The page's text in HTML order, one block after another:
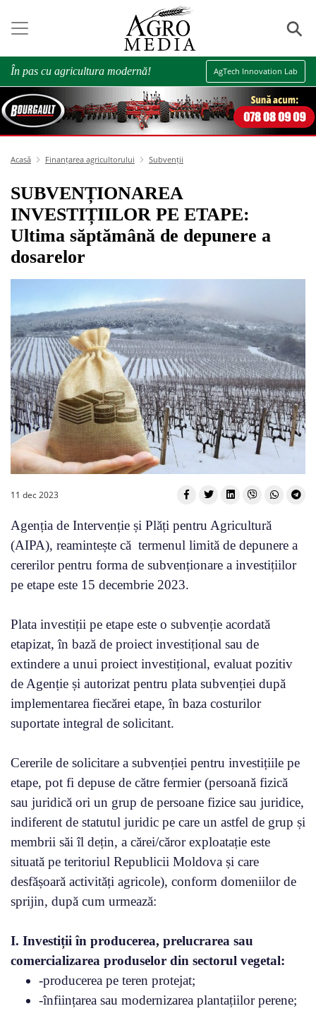
⚲
În pas cu agricultura modernă! AgTech Innovation Lab
Acasă Finanțarea agricultorului Subvenții
SUBVENȚIONAREA
INVESTIȚIILOR PE ETAPE:
Ultima săptămână de depunere a
dosarelor
11 dec 2023
Agenția de Intervenție și Plăți pentru Agricultură
(AIPA), reamintește că termenul limită de depunere a
cererilor pentru forma de subvenționare a investițiilor
pe etape este 15 decembrie 2023.
Plata investiții pe etape este o subvenție acordată
etapizat, în bază de proiect investițional sau de
extindere a unui proiect investițional, evaluat pozitiv
de Agenție și autorizat pentru plata subvenției după
implementarea fiecărei etape, în baza costurilor
suportate integral de solicitant.
Cererile de solicitare a subvenției pentru investițiile pe
etape, pot fi depuse de către fermier (persoană fizică
sau juridică ori un grup de persoane fizice sau juridice,
indiferent de statutul juridic pe care un astfel de grup și
membrii săi îl dețin, a cărei/căror exploatație este
situată pe teritoriul Republicii Moldova și care
desfășoară activități agricole), conform domeniilor de
sprijin, după cum urmează:
I. Investiții în producerea, prelucrarea sau
comercializarea produselor din sectorul vegetal:
-producerea pe teren protejat;
-înființarea sau modernizarea plantațiilor perene;